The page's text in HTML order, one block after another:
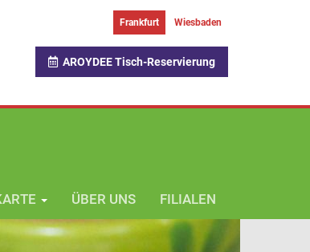
Frankfurt Wiesbaden
AROYDEE Tisch-Reservierung
ÜBER UNS FILIALEN